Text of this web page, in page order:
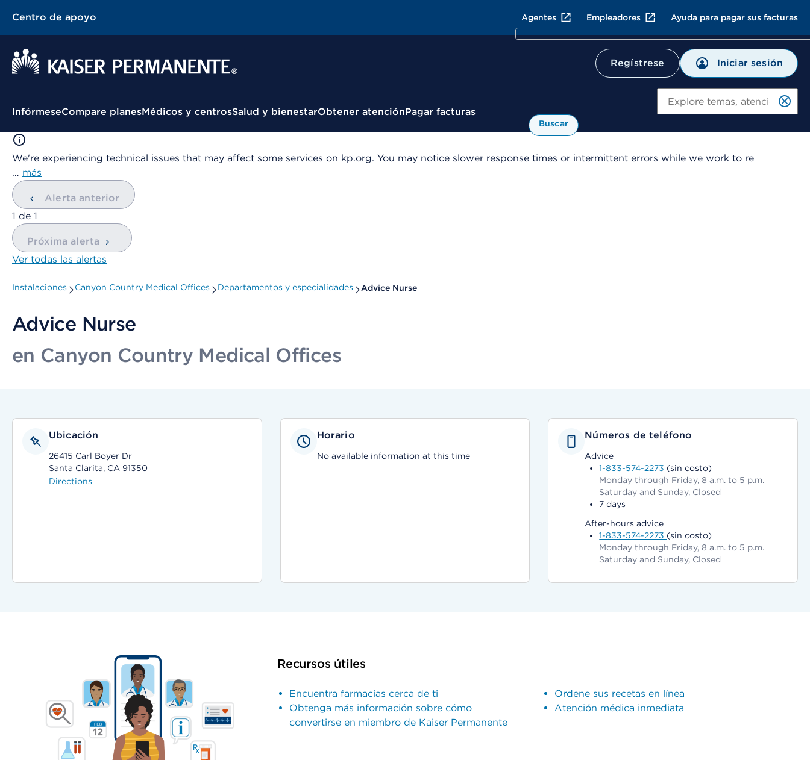
Centro de apoyo Agentes Empleadores Ayuda para pagar sus facturas
Regístrese Iniciar sesión
Menú contextual
InfórmeseCompare planesMédicos y centrosSalud y bienestarObtener atenciónPagar facturas
Buscar
We're experiencing technical issues that may affect some services on kp.org. You may notice slower response times or intermittent errors while we work to re
… más
Alerta anterior
mostrando
1 de 1
Próxima alerta
Ver todas las alertas
Instalaciones Canyon Country Medical Offices Departamentos y especialidades Advice Nurse
Advice Nurse
en Canyon Country Medical Offices
Ubicación
26415 Carl Boyer Dr
Santa Clarita, CA 91350
Directions
Horario
No available information at this time
Números de teléfono
Advice
1-833-574-2273 (sin costo)
Monday through Friday, 8 a.m. to 5 p.m.
Saturday and Sunday, Closed
7 days
After-hours advice
1-833-574-2273 (sin costo)
Monday through Friday, 8 a.m. to 5 p.m.
Saturday and Sunday, Closed
Recursos útiles
Encuentra farmacias cerca de ti
Obtenga más información sobre cómo
convertirse en miembro de Kaiser Permanente
Ordene sus recetas en línea
Atención médica inmediata